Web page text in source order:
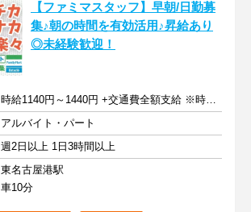
【ファミマスタッフ】早朝/日勤募
集♪朝の時間を有効活用♪昇給あり
◎未経験歓迎！
時給1140円～1440円 +交通費全額支給 ※時間帯手当含む
アルバイト・パート
週2日以上 1日3時間以上
東名古屋港駅
車10分